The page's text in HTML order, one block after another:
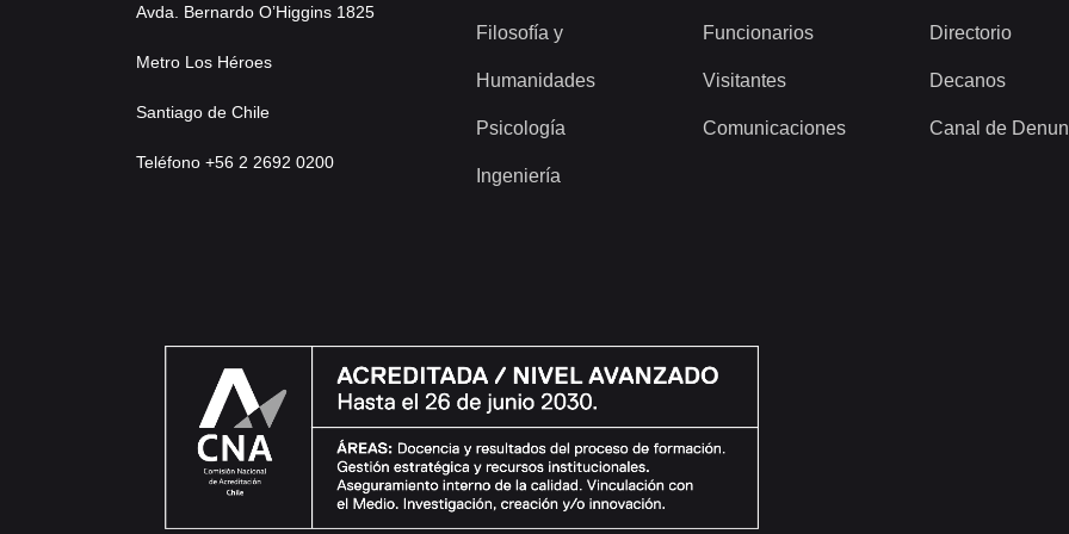
Avda. Bernardo O’Higgins 1825
Metro Los Héroes
Santiago de Chile
Teléfono +56 2 2692 0200
Filosofía y
Humanidades
Psicología
Ingeniería
Funcionarios
Visitantes
Comunicaciones
Directorio
Decanos
Canal de